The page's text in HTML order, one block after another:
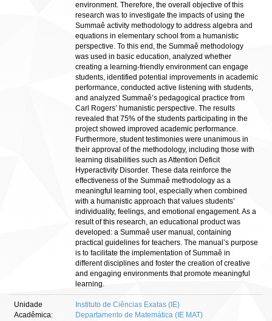
environment. Therefore, the overall objective of this
research was to investigate the impacts of using the
Summaê activity methodology to address algebra and
equations in elementary school from a humanistic
perspective. To this end, the Summaê methodology
was used in basic education, analyzed whether
creating a learning-friendly environment can engage
students, identified potential improvements in academic
performance, conducted active listening with students,
and analyzed Summaê’s pedagogical practice from
Carl Rogers’ humanistic perspective. The results
revealed that 75% of the students participating in the
project showed improved academic performance.
Furthermore, student testimonies were unanimous in
their approval of the methodology, including those with
learning disabilities such as Attention Deficit
Hyperactivity Disorder. These data reinforce the
effectiveness of the Summaê methodology as a
meaningful learning tool, especially when combined
with a humanistic approach that values students’
individuality, feelings, and emotional engagement. As a
result of this research, an educational product was
developed: a Summaê user manual, containing
practical guidelines for teachers. The manual’s purpose
is to facilitate the implementation of Summaê in
different disciplines and foster the creation of creative
and engaging environments that promote meaningful
learning.
Unidade
Acadêmica:
Instituto de Ciências Exatas (IE)
Departamento de Matemática (IE MAT)